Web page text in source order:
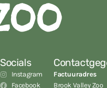
Socials
Instagram
Facebook
Factuuradres
Brook Valley Zoo